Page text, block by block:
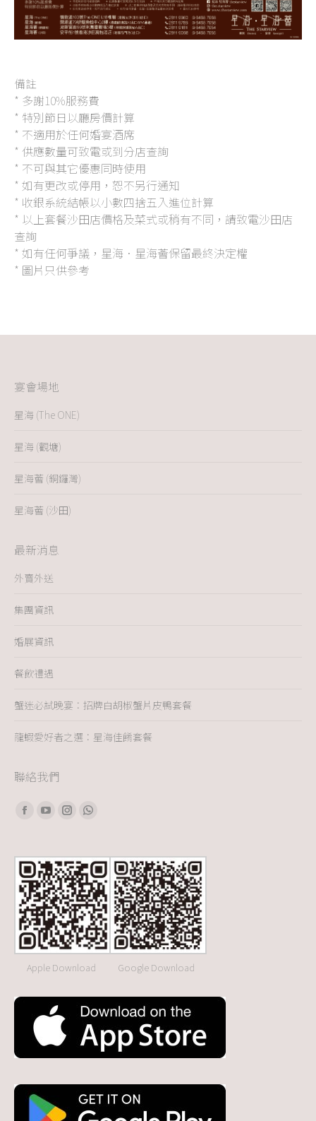
備註
* 多謝10%服務費
* 特別節日以廳房價計算
* 不適用於任何婚宴酒席
* 供應數量可致電或到分店查詢
* 不可與其它優惠同時使用
* 如有更改或停用，恕不另行通知
* 收銀系統結帳以小數四捨五入進位計算
* 以上套餐沙田店價格及菜式或稍有不同，請致電沙田店
查詢
* 如有任何爭議，星海．星海薈保留最終決定權
* 圖片只供參考
宴會場地
星海 (The ONE)
星海 (觀塘)
星海薈 (銅鑼灣)
星海薈 (沙田)
最新消息
外賣外送
集團資訊
婚展資訊
餐飲禮遇
蟹迷必試晚宴：招牌白胡椒蟹片皮鴨套餐
龍蝦愛好者之選：星海佳餚套餐
聯絡我們
Find us on:
FacebookYouTube
InstagramWhatsapp
Apple Download Google Download